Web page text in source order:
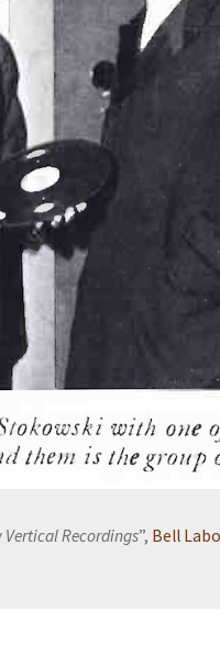
Vertical Recordings”, Bell